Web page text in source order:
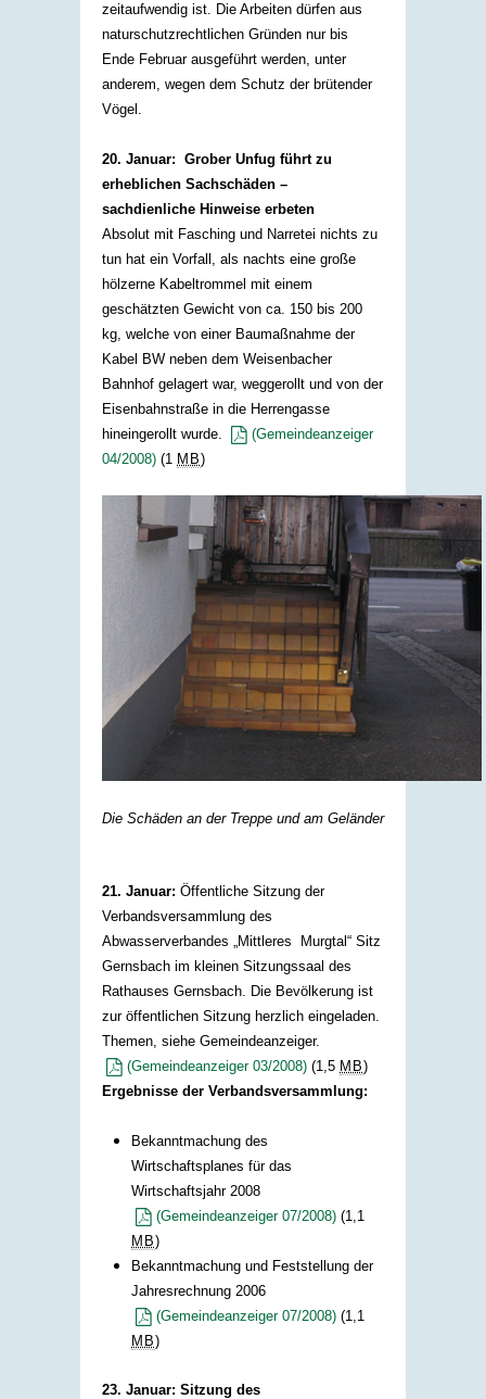
zeitaufwendig ist. Die Arbeiten dürfen aus
naturschutzrechtlichen Gründen nur bis
Ende Februar ausgeführt werden, unter
anderem, wegen dem Schutz der brütender
Vögel.
20. Januar: Grober Unfug führt zu
erheblichen Sachschäden –
sachdienliche Hinweise erbeten
Absolut mit Fasching und Narretei nichts zu
tun hat ein Vorfall, als nachts eine große
hölzerne Kabeltrommel mit einem
geschätzten Gewicht von ca. 150 bis 200
kg, welche von einer Baumaßnahme der
Kabel BW neben dem Weisenbacher
Bahnhof gelagert war, weggerollt und von der
Eisenbahnstraße in die Herrengasse
hineingerollt wurde.
(Gemeindeanzeiger
04/2008) (1 MB)
Die Schäden an der Treppe und am Geländer
21. Januar: Öffentliche Sitzung der
Verbandsversammlung des
Abwasserverbandes „Mittleres Murgtal“ Sitz
Gernsbach im kleinen Sitzungssaal des
Rathauses Gernsbach. Die Bevölkerung ist
zur öffentlichen Sitzung herzlich eingeladen.
Themen, siehe Gemeindeanzeiger.
(Gemeindeanzeiger 03/2008) (1,5 MB)
Ergebnisse der Verbandsversammlung:
Bekanntmachung des
Wirtschaftsplanes für das
Wirtschaftsjahr 2008
(Gemeindeanzeiger 07/2008) (1,1
MB)
Bekanntmachung und Feststellung der
Jahresrechnung 2006
(Gemeindeanzeiger 07/2008) (1,1
MB)
23. Januar: Sitzung des